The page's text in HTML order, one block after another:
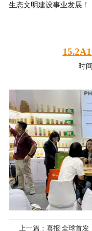
生态文明建设事业发展！
时